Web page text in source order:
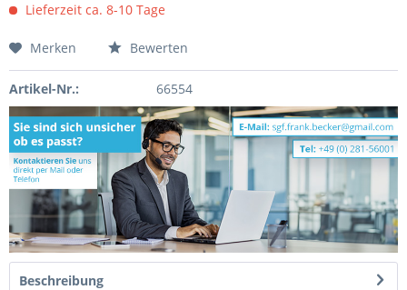
Lieferzeit ca. 8-10 Tage
Merken Bewerten
Artikel-Nr.: 66554
Beschreibung